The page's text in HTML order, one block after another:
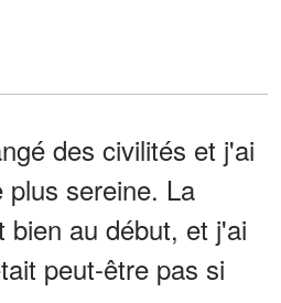
des civilités et j'ai
sereine. La
bien au début, et j'ai
peut-être pas si